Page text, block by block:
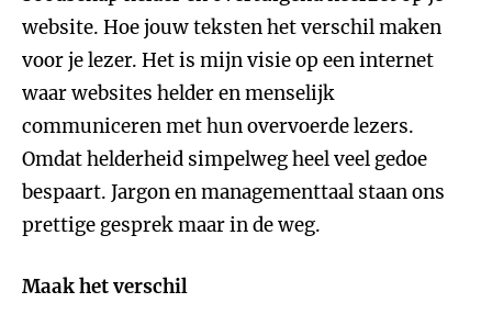
website. Hoe jouw teksten het verschil maken
voor je lezer. Het is mijn visie op een internet
waar websites helder en menselijk
communiceren met hun overvoerde lezers.
Omdat helderheid simpelweg heel veel gedoe
bespaart. Jargon en managementtaal staan ons
prettige gesprek maar in de weg.
Maak het verschil